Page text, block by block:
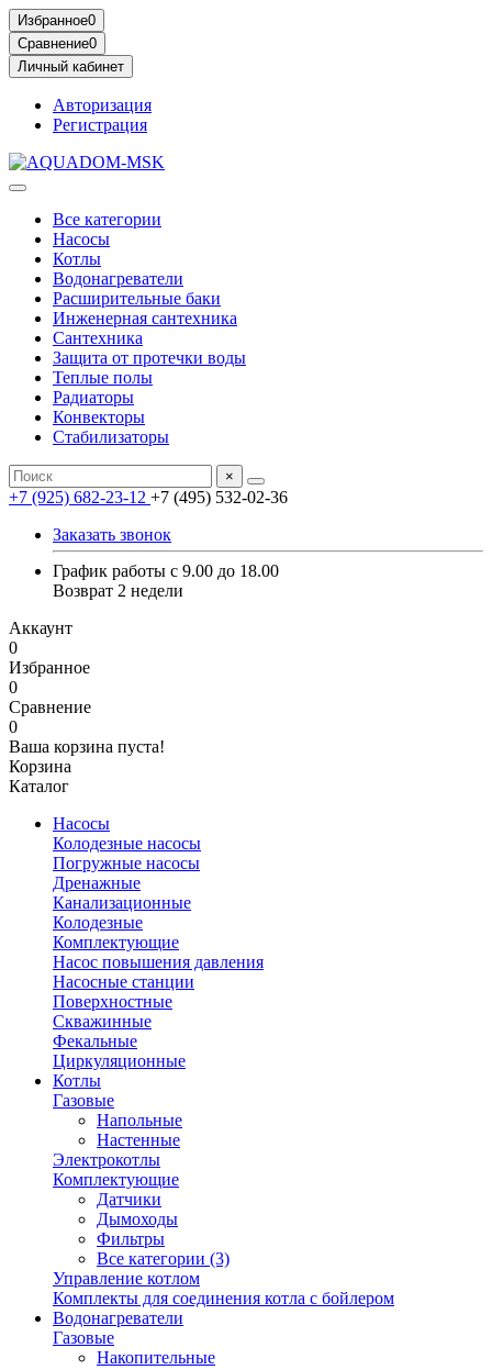
Избранное0
Сравнение0
Личный кабинет
Авторизация
Регистрация
Все категории
Насосы
Котлы
Водонагреватели
Расширительные баки
Инженерная сантехника
Сантехника
Защита от протечки воды
Теплые полы
Радиаторы
Конвекторы
Стабилизаторы
×
+7 (925) 682-23-12 +7 (495) 532-02-36
Заказать звонок
График работы с 9.00 до 18.00
Возврат 2 недели
Аккаунт
0
Избранное
0
Сравнение
0
Ваша корзина пуста!
Корзина
Каталог
Насосы
Колодезные насосы
Погружные насосы
Дренажные
Канализационные
Колодезные
Комплектующие
Насос повышения давления
Насосные станции
Поверхностные
Скважинные
Фекальные
Циркуляционные
Котлы
Газовые
Напольные
Настенные
Электрокотлы
Комплектующие
Датчики
Дымоходы
Фильтры
Все категории (3)
Управление котлом
Комплекты для соединения котла с бойлером
Водонагреватели
Газовые
Накопительные